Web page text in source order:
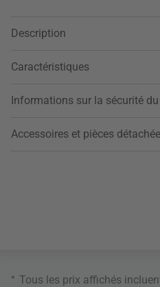
Description
Caractéristiques
Informations sur la sécurité
Accessoires et pièces
* Tous les prix affichés